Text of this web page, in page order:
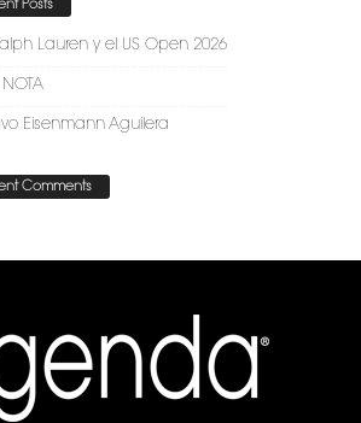
Posts
Lauren y el US Open 2026
NOTA
Eisenmann Aguilera
Comments